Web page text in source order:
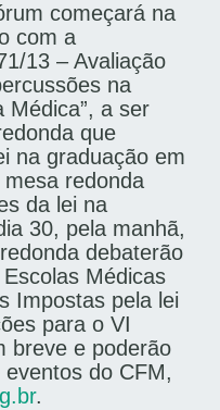
começará na
com a
13 – Avaliação
na
Médica”, a ser
que
na graduação em
redonda
da lei na
30, pela manhã,
debaterão
Médicas
Impostas pela lei
para o VI
breve e poderão
do CFM,
.